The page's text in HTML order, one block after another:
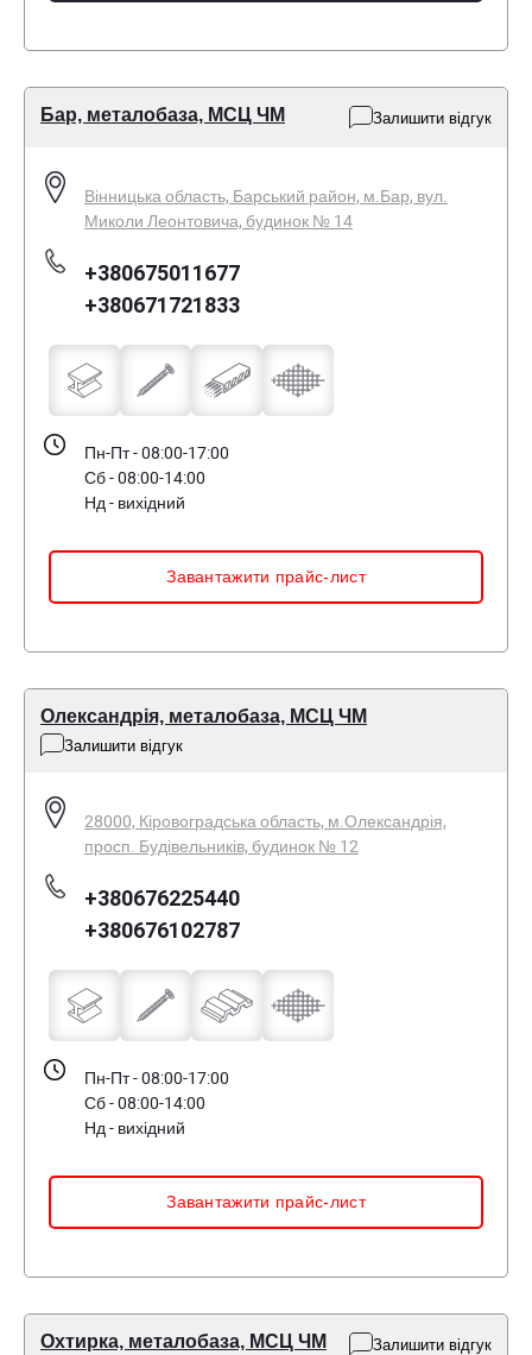
Бар, металобаза, МСЦ ЧМ Залишити відгук
Вінницька область, Барський район, м.Бар, вул.
Миколи Леонтовича, будинок № 14
+380675011677
+380671721833
Пн-Пт - 08:00-17:00
Сб - 08:00-14:00
Нд - вихідний
Завантажити прайс-лист
Олександрія, металобаза, МСЦ ЧМ
Залишити відгук
28000, Кіровоградська область, м.Олександрія,
просп. Будівельників, будинок № 12
+380676225440
+380676102787
Пн-Пт - 08:00-17:00
Сб - 08:00-14:00
Нд - вихідний
Завантажити прайс-лист
Охтирка, металобаза, МСЦ ЧМ Залишити відгук